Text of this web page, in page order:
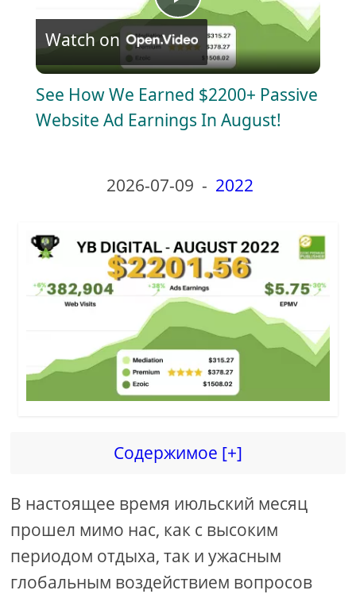
P
l
a
i
d
e
o
Watch on
See How We Earned $2200+ Passive
Website Ad Earnings In August!
2026-07-09 - 2022
Содержимое [+]
В настоящее время июльский месяц
прошел мимо нас, как с высоким
периодом отдыха, так и ужасным
глобальным воздействием вопросов